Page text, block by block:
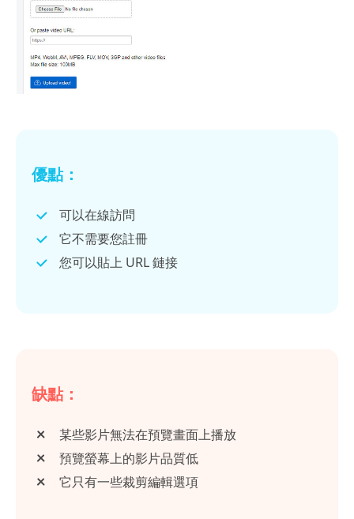
優點：
可以在線訪問
它不需要您註冊
您可以貼上 URL 鏈接
缺點：
某些影片無法在預覽畫面上播放
預覽螢幕上的影片品質低
它只有一些裁剪編輯選項